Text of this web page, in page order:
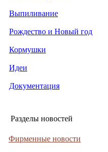
Выпиливание
Рождество и Новый год
Кормушки
Идеи
Документация
Разделы новостей
Фирменные новости